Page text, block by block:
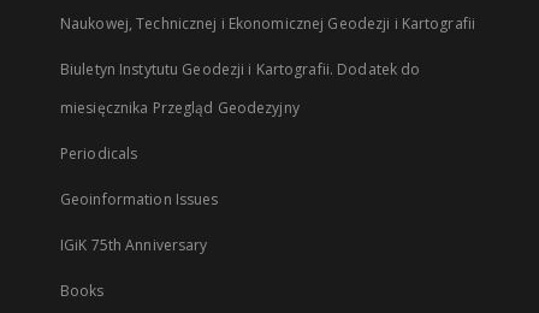
Naukowej, Technicznej i Ekonomicznej Geodezji i Kartografii
Biuletyn Instytutu Geodezji i Kartografii. Dodatek do
miesięcznika Przegląd Geodezyjny
Periodicals
Geoinformation Issues
IGiK 75th Anniversary
Books